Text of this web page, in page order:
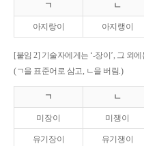
ㄱ ㄴ
아지랑이 아지랭이
[붙임 2] 기술자에게는 ‘-장이’, 그 외
(ㄱ을 표준어로 삼고, ㄴ을 버림.)
ㄱ ㄴ
미장이 미쟁이
유기장이 유기쟁이